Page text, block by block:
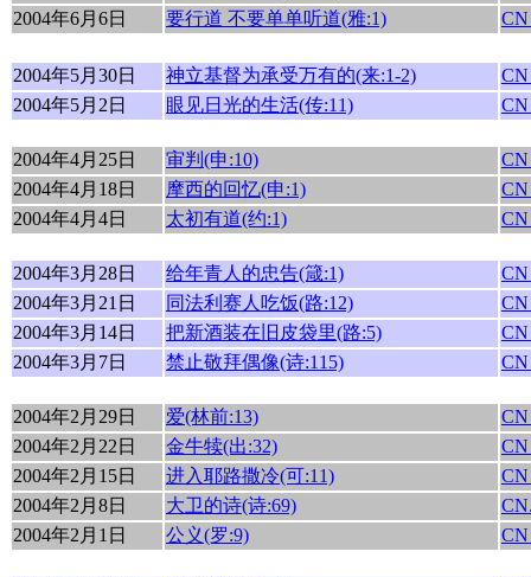
2004年6月6日
要行道 不要单单听道(雅:1)
2004年5月30日 神立基督为承受万有的(来:1-2)
2004年5月2日
眼见日光的生活(传:11)
2004年4月25日 审判(申:10)
2004年4月18日
摩西的回忆(申:1)
2004年4月4日
太初有道(约:1)
2004年3月28日 给年青人的忠告(箴:1)
2004年3月21日
同法利赛人吃饭(路:12)
2004年3月14日
把新酒装在旧皮袋里(路:5)
2004年3月7日
禁止敬拜偶像(诗:115)
2004年2月29日 爱(林前:13)
2004年2月22日
金牛犊(出:32)
2004年2月15日
进入耶路撒冷(可:11)
2004年2月8日
大卫的诗(诗:69)
2004年2月1日
公义(罗:9)